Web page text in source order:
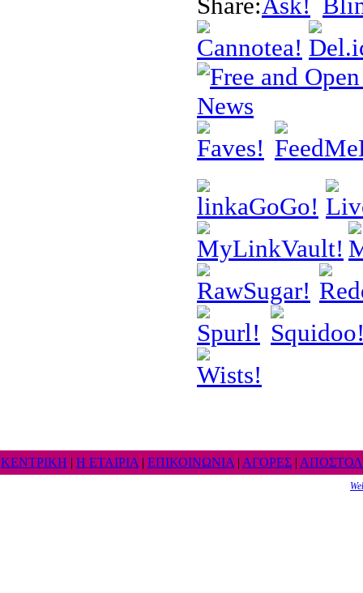
ΚΕΝΤΡΙΚΗ | Η ΕΤΑΙΡΙΑ | ΕΠΙΚΟΙΝΩΝΙΑ | ΑΓΟΡΕΣ |